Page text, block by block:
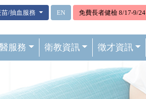
苗/抽血服務 EN 免費長者健檢 8/17-9/24
服務 衛教資訊 徵才資訊